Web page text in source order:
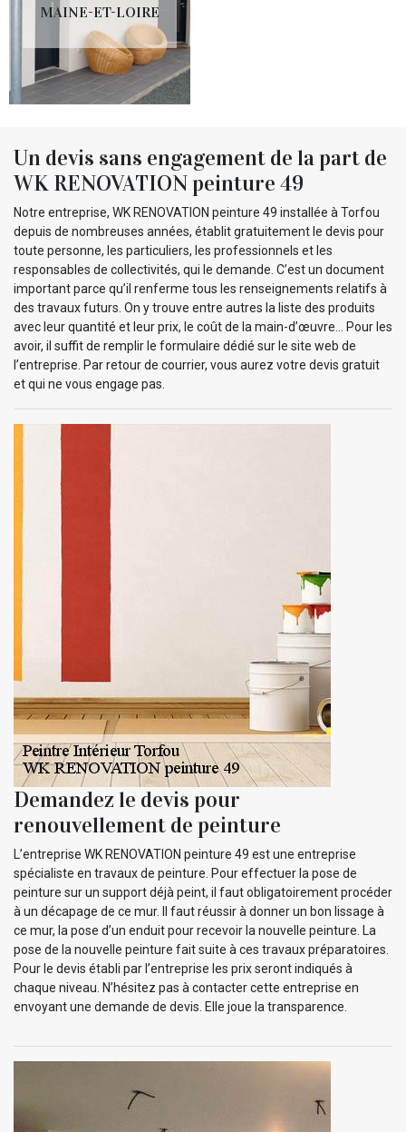
MAINE-ET-LOIRE
Un devis sans engagement de la part de
WK RENOVATION peinture 49
Notre entreprise, WK RENOVATION peinture 49 installée à Torfou
depuis de nombreuses années, établit gratuitement le devis pour
toute personne, les particuliers, les professionnels et les
responsables de collectivités, qui le demande. C’est un document
important parce qu’il renferme tous les renseignements relatifs à
des travaux futurs. On y trouve entre autres la liste des produits
avec leur quantité et leur prix, le coût de la main-d’œuvre… Pour les
avoir, il suffit de remplir le formulaire dédié sur le site web de
l’entreprise. Par retour de courrier, vous aurez votre devis gratuit
et qui ne vous engage pas.
Demandez le devis pour
renouvellement de peinture
L’entreprise WK RENOVATION peinture 49 est une entreprise
spécialiste en travaux de peinture. Pour effectuer la pose de
peinture sur un support déjà peint, il faut obligatoirement procéder
à un décapage de ce mur. Il faut réussir à donner un bon lissage à
ce mur, la pose d’un enduit pour recevoir la nouvelle peinture. La
pose de la nouvelle peinture fait suite à ces travaux préparatoires.
Pour le devis établi par l’entreprise les prix seront indiqués à
chaque niveau. N’hésitez pas à contacter cette entreprise en
envoyant une demande de devis. Elle joue la transparence.